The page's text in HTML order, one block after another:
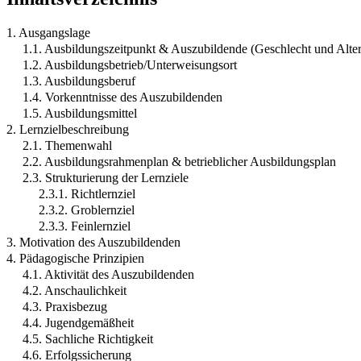
1. Ausgangslage
1.1. Ausbildungszeitpunkt & Auszubildende (Geschlecht und
1.2. Ausbildungsbetrieb/Unterweisungsort
1.3. Ausbildungsberuf
1.4. Vorkenntnisse des Auszubildenden
1.5. Ausbildungsmittel
2. Lernzielbeschreibung
2.1. Themenwahl
2.2. Ausbildungsrahmenplan & betrieblicher Ausbildungsplan
2.3. Strukturierung der Lernziele
2.3.1. Richtlernziel
2.3.2. Groblernziel
2.3.3. Feinlernziel
3. Motivation des Auszubildenden
4. Pädagogische Prinzipien
4.1. Aktivität des Auszubildenden
4.2. Anschaulichkeit
4.3. Praxisbezug
4.4. Jugendgemäßheit
4.5. Sachliche Richtigkeit
4.6. Erfolgssicherung